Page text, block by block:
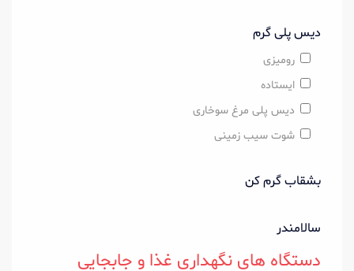
دیس پلی گرم
رومیزی
ایستاده
دیس پلی مرغ سوخاری
شوت سیب زمینی
بشقاب گرم کن
سالامندر
دستگاه های نگهداری غذا و جابجایی